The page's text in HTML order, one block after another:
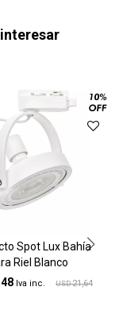
Spot Lux Bahía
Riel Blanco
USD 21,64